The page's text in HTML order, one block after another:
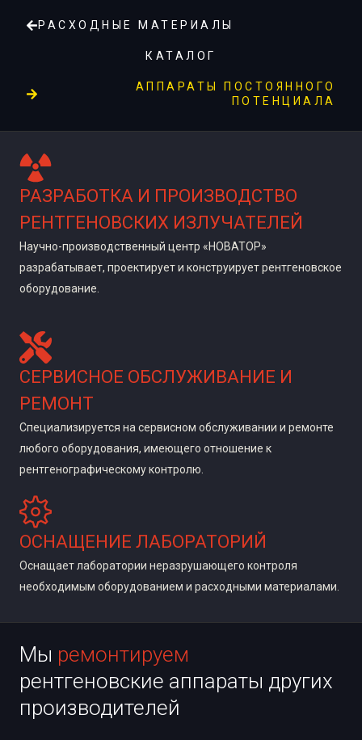
РАСХОДНЫЕ МАТЕРИАЛЫ
КАТАЛОГ
AППАРАТЫ ПОСТОЯННОГО
ПОТЕНЦИАЛА
РАЗРАБОТКА И ПРОИЗВОДСТВО
РЕНТГЕНОВСКИХ ИЗЛУЧАТЕЛЕЙ
Научно-производственный центр «НОВАТОР»
разрабатывает, проектирует и конструирует рентгеновское
оборудование.
СЕРВИСНОЕ ОБСЛУЖИВАНИЕ И
РЕМОНТ
Специализируется на сервисном обслуживании и ремонте
любого оборудования, имеющего отношение к
рентгенографическому контролю.
ОСНАЩЕНИЕ ЛАБОРАТОРИЙ
Оснащает лаборатории неразрушающего контроля
необходимым оборудованием и расходными материалами.
Мы ремонтируем
рентгеновские аппараты других
производителей